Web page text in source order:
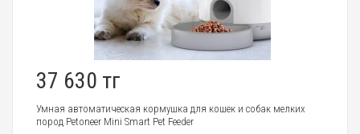
37 630 тг
Умная автоматическая кормушка для кошек и собак мелких
пород Petoneer Mini Smart Pet Feeder